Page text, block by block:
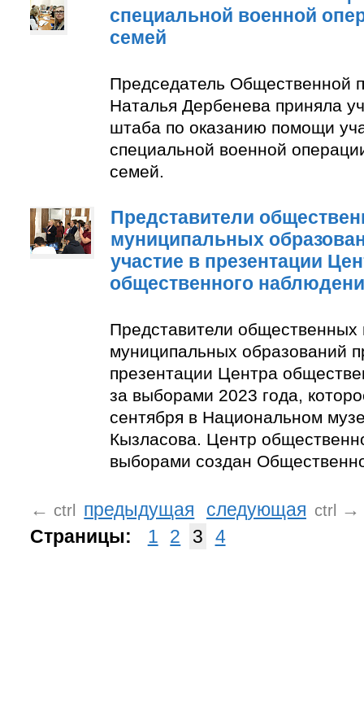
специальной военной
семей
Председатель Общественной
Наталья Дербенева приняла
штаба по оказанию помощи
специальной военной
семей.
Представители
муниципальных
участие в презентации
общественного
Представители общественных
муниципальных образований
презентации Центра
за выборами 2023 года,
сентября в Национальном
Кызласова. Центр
выборами создан
← ctrl предыдущая следующая ctrl
→
Страницы:
1 2 3 4